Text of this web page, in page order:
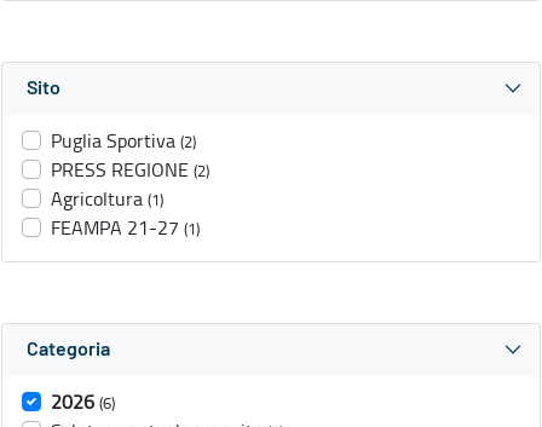
Sito
Puglia Sportiva (2)
PRESS REGIONE (2)
Agricoltura (1)
FEAMPA 21-27 (1)
Categoria
2026 (6)